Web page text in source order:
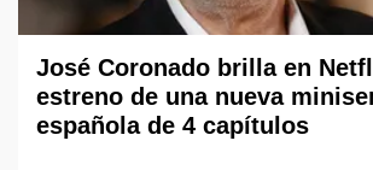
José Coronado brilla en
estreno de una nueva
española de 4 capítulos